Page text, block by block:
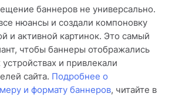
баннеров не универсально.
нюансы и создали компоновку
и активной картинок. Это самый
чтобы баннеры отображались
и привлекали
сайта. Подробнее о
и формату баннеров, читайте в